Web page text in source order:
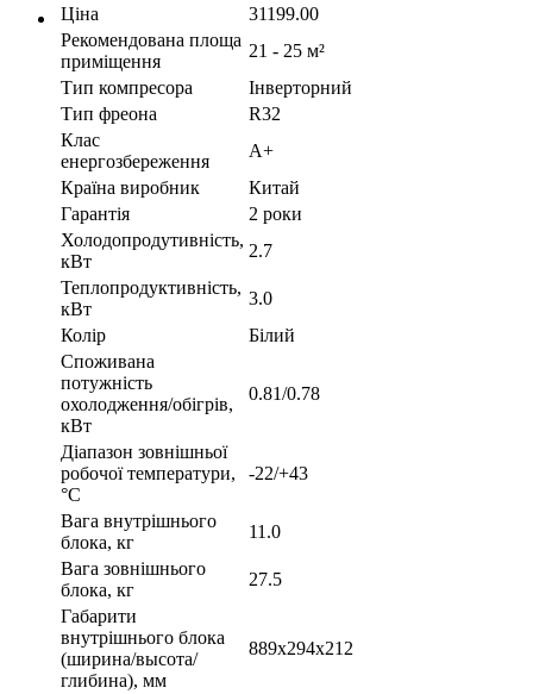
Ціна
31199.00
Рекомендована площа
приміщення
21 - 25 м²
Тип компресора
Інверторний
Тип фреона
R32
Клас
енергозбереження
A+
Країна виробник
Китай
Гарантія
2 роки
Холодопродутивність,
кВт
2.7
Теплопродуктивність,
кВт
3.0
Колір
Білий
Споживана
потужність
охолодження/обігрів,
кВт
0.81/0.78
Діапазон зовнішньої
робочої температури,
°С
-22/+43
Вага внутрішнього
блока, кг
11.0
Вага зовнішнього
блока, кг
27.5
Габарити
внутрішнього блока
(ширина/высота/
глибина), мм
889х294х212